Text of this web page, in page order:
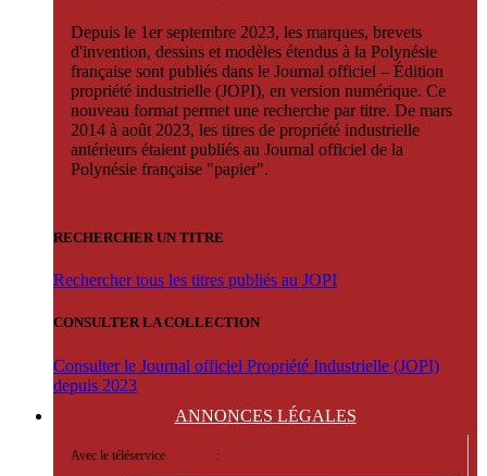
Depuis le 1er septembre 2023, les marques, brevets
d'invention, dessins et modèles étendus à la Polynésie
française sont publiés dans le Journal officiel – Édition
propriété industrielle (JOPI), en version numérique. Ce
nouveau format permet une recherche par titre. De mars
2014 à août 2023, les titres de propriété industrielle
antérieurs étaient publiés au Journal officiel de la
Polynésie française "papier".
RECHERCHER UN TITRE
Rechercher tous les titres publiés au JOPI
CONSULTER LA COLLECTION
Consulter le Journal officiel Propriété Industrielle (JOPI)
depuis 2023
ANNONCES LÉGALES
Avec le téléservice :